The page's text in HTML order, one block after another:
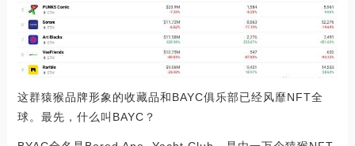
这群猿猴品牌形象的收藏品和BAYC俱乐部已经风靡NFT全
球。最先，什么叫BAYC？